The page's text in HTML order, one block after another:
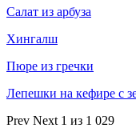
Салат из арбуза
Хингалш
Пюре из гречки
Лепешки на кефире с
Prev Next 1 из 1 029